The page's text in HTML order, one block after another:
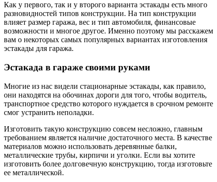
Как у первого, так и у второго варианта эстакады есть много
разновидностей типов конструкции. На тип конструкции
влияет размер гаража, вес и тип автомобиля, финансовые
возможности и многое другое. Именно поэтому мы расскажем
вам о некоторых самых популярных вариантах изготовления
эстакады для гаража.
Эстакада в гараже своими руками
Многие из нас видели стационарные эстакады, как правило,
они находятся на обочинах дороги для того, чтобы водитель,
транспортное средство которого нуждается в срочном ремонте
смог устранить неполадки.
Изготовить такую конструкцию совсем несложно, главным
требованием является наличие достаточного места. В качестве
материалов можно использовать деревянные балки,
металлические трубы, кирпичи и уголки. Если вы хотите
изготовить более долговечную конструкцию, тогда изготовьте
ее металлической.